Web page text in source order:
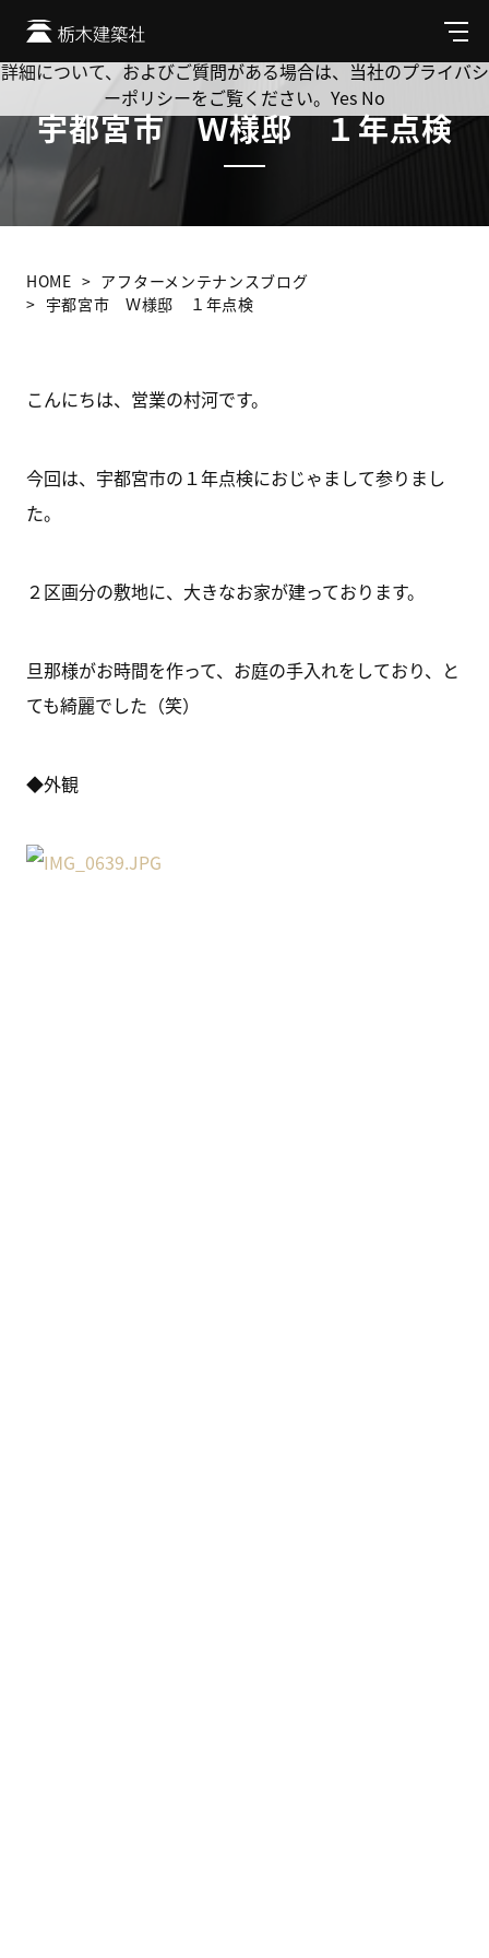
メ
ニ
ュ
宇都宮市 Ｗ様邸 １年点検
HOME
アフターメンテナンスブログ
宇都宮市 Ｗ様邸 １年点検
こんにちは、営業の村河です。
今回は、宇都宮市の１年点検におじゃまして参りまし
た。
２区画分の敷地に、大きなお家が建っております。
旦那様がお時間を作って、お庭の手入れをしており、と
ても綺麗でした（笑）
◆外観
Cookie を使用して、お客様の活動を追跡してもよろしいです
か? 当社ではお客様のプライバシーを極めて重視しています。
詳細について、およびご質問がある場合は、当社のプライバシ
ーポリシーをご覧ください。 Yes No